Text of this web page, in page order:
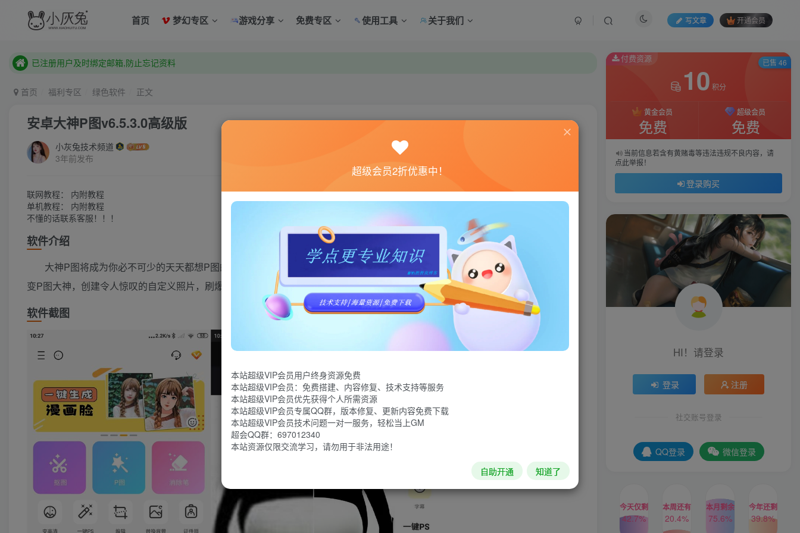
首页 梦幻专区 游戏分享 免费专区 使用工具 关于我们 写文章 开通会员
本站已开启QQ微信快速登录 ,拥有本站会员用户及时请问个人中心绑定！
本站已开启QQ微信快速登录 ,拥有本站会员用户及时请问个人中心绑定！
首页 福利专区 绿色软件 正文
安卓大神P图v6.5.3.0高级版
小灰兔技术频道
3年前发布
联网教程： 内附教程
单机教程： 内附教程
不懂的话联系客服！！！
软件介绍
大神P图将成为你必不可少的天天都想P图的小助手，自动抠图、照片编辑、图片美化、PS软件、照片修复、图片处理，让你秒
变P图大神，创建令人惊叹的自定义照片，刷爆朋友圈，已解锁尊享会员！
软件截图
付费资源
10 积分
黄金会员
免费
超级会员
免费
当前信息若含有黄赌毒等违法违规不良内容，请
点此举报！
登录购买
已售 46
HI！请登录
登录 注册
社交账号登录
QQ登录 微信登录
今天仅剩
42.7%
本周还有
20.4%
本月剩余
75.6%
今年还剩
39.8%
超级会员2折优惠中！
本站超级VIP会员用户终身资源免费
本站超级VIP会员：免费搭建、内容修复、技术支持等服务
本站超级VIP会员优先获得个人所需资源
本站超级VIP会员专属QQ群，版本修复、更新内容免费下载
本站超级VIP会员技术问题一对一服务，轻松当上GM
超会QQ群：697012340
本站资源仅限交流学习，请勿用于非法用途！
自助开通 知道了